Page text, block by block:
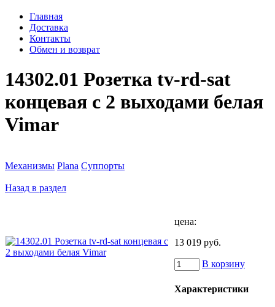
Главная
Доставка
Контакты
Обмен и возврат
14302.01 Розетка tv-rd-sat
концевая с 2 выходами белая
Vimar
Механизмы Plana Суппорты
Назад в раздел
цена:
13 019 руб.
В корзину
Характеристики